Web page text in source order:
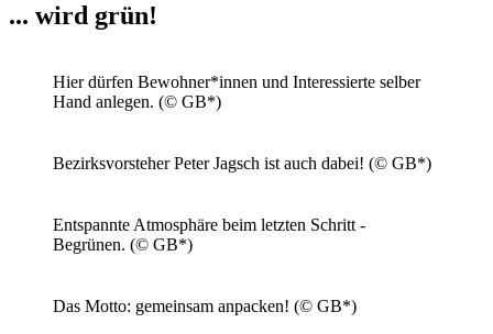
... wird grün!
Hier dürfen Bewohner*innen und Interessierte selber
Hand anlegen. (© GB*)
Bezirksvorsteher Peter Jagsch ist auch dabei! (© GB*)
Entspannte Atmosphäre beim letzten Schritt -
Begrünen. (© GB*)
Das Motto: gemeinsam anpacken! (© GB*)